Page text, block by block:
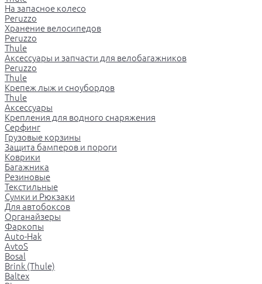
На запасное колесо
Peruzzo
Хранение велосипедов
Peruzzo
Thule
Аксессуары и запчасти для велобагажников
Peruzzo
Thule
Крепеж лыж и сноубордов
Thule
Аксессуары
Крепления для водного снаряжения
Серфинг
Грузовые корзины
Защита бамперов и пороги
Коврики
Багажника
Резиновые
Текстильные
Сумки и Рюкзаки
Для автобоксов
Органайзеры
Фаркопы
Auto-Hak
AvtoS
Bosal
Brink (Thule)
Baltex